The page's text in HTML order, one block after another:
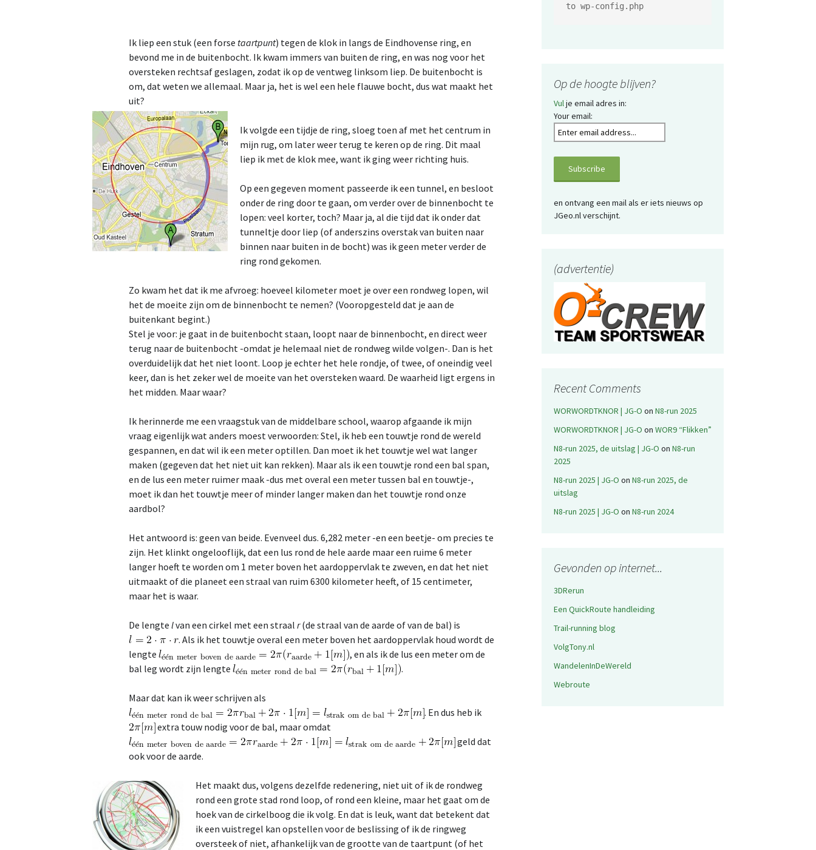
Ik liep een stuk (een forse taartpunt) tegen de klok in langs de Eindhovense ring, en
bevond me in de buitenbocht. Ik kwam immers van buiten de ring, en was nog voor het
oversteken rechtsaf geslagen, zodat ik op de ventweg linksom liep. De buitenbocht is
om, dat weten we allemaal. Maar ja, het is wel een hele flauwe bocht, dus wat maakt het
uit?
Ik volgde een tijdje de ring, sloeg toen af met het centrum in
mijn rug, om later weer terug te keren op de ring. Dit maal
liep ik met de klok mee, want ik ging weer richting huis.
Op een gegeven moment passeerde ik een tunnel, en besloot
onder de ring door te gaan, om verder over de binnenbocht te
lopen: veel korter, toch? Maar ja, al die tijd dat ik onder dat
tunneltje door liep (of anderszins overstak van buiten naar
binnen naar buiten in de bocht) was ik geen meter verder de
ring rond gekomen.
Zo kwam het dat ik me afvroeg: hoeveel kilometer moet je over een rondweg lopen, wil
het de moeite zijn om de binnenbocht te nemen? (Vooropgesteld dat je aan de
buitenkant begint.)
Stel je voor: je gaat in de buitenbocht staan, loopt naar de binnenbocht, en direct weer
terug naar de buitenbocht -omdat je helemaal niet de rondweg wilde volgen-. Dan is het
overduidelijk dat het niet loont. Loop je echter het hele rondje, of twee, of oneindig veel
keer, dan is het zeker wel de moeite van het oversteken waard. De waarheid ligt ergens in
het midden. Maar waar?
Ik herinnerde me een vraagstuk van de middelbare school, waarop afgaande ik mijn
vraag eigenlijk wat anders moest verwoorden: Stel, ik heb een touwtje rond de wereld
gespannen, en dat wil ik een meter optillen. Dan moet ik het touwtje wel wat langer
maken (gegeven dat het niet uit kan rekken). Maar als ik een touwtje rond een bal span,
en de lus een meter ruimer maak -dus met overal een meter tussen bal en touwtje-,
moet ik dan het touwtje meer of minder langer maken dan het touwtje rond onze
aardbol?
Het antwoord is: geen van beide. Evenveel dus. 6,282 meter -en een beetje- om precies te
zijn. Het klinkt ongelooflijk, dat een lus rond de hele aarde maar een ruime 6 meter
langer hoeft te worden om 1 meter boven het aardoppervlak te zweven, en dat het niet
uitmaakt of die planeet een straal van ruim 6300 kilometer heeft, of 15 centimeter,
maar het is waar.
De lengte lvan een cirkel met een straal r(de straal van de aarde of van de bal) is
. Als ik het touwtje overal een meter boven het aardoppervlak houd wordt de
lengte
, en als ik de lus een meter om de
bal leg wordt zijn lengte
.
Maar dat kan ik weer schrijven als
. En dus heb ik
extra touw nodig voor de bal, maar omdat
geld dat
ook voor de aarde.
Het maakt dus, volgens dezelfde redenering, niet uit of ik de rondweg
rond een grote stad rond loop, of rond een kleine, maar het gaat om de
hoek van de cirkelboog die ik volg. En dat is leuk, want dat betekent dat
ik een vuistregel kan opstellen voor de beslissing of ik de ringweg
oversteek of niet, afhankelijk van de grootte van de taartpunt (of het
to wp-config.php
Op de hoogte blijven?
Vulje email adres in:
Your email:
en ontvang een mail als er iets nieuws op
JGeo.nl verschijnt.
(advertentie)
Recent Comments
WORWORDTKNOR | JG-O on N8-run 2025
WORWORDTKNOR | JG-O on WOR9 “Flikken”
N8-run 2025, de uitslag | JG-O on N8-run
2025
N8-run 2025 | JG-O on N8-run 2025, de
uitslag
N8-run 2025 | JG-O on N8-run 2024
Gevonden op internet...
3DRerun
Een QuickRoute handleiding
Trail-running blog
VolgTony.nl
WandelenInDeWereld
Webroute